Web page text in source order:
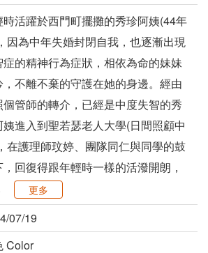
時活躍於西門町擺攤的秀珍阿姨(44年
因為中年失婚封閉自我，也逐漸出現
症的精神行為症狀，相依為命的妹妹
，不離不棄的守護在她的身邊。經由
個管師的轉介，已經是中度失智的秀
姨進入到聖若瑟老人大學(日間照顧中
在護理師玟婷、團隊同仁與同學的鼓
回復得跟年輕時一樣的活潑開朗，
更多
07/19
Color